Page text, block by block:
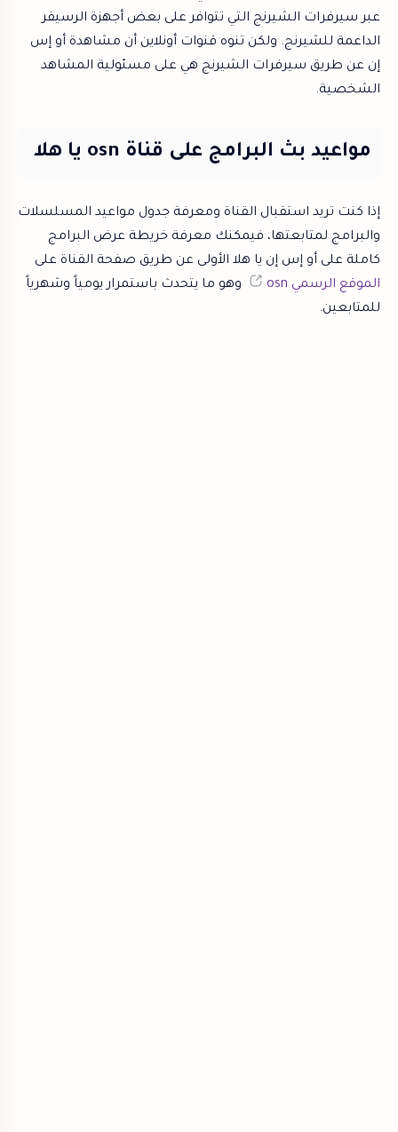
عبر سيرفرات الشيرنج التي تتوافر على بعض أجهزة الرسيفر
الداعمة للشيرنج. ولكن تنوه قنوات أونلاين أن مشاهدة أو إس
إن عن طريق سيرفرات الشيرنج هي على مسئولية المشاهد
الشخصية.
مواعيد بث البرامج على قناة osn يا هلا
إذا كنت تريد استقبال القناة ومعرفة جدول مواعيد المسلسلات
والبرامج لمتابعتها، فيمكنك معرفة خريطة عرض البرامج
كاملة على أو إس إن يا هلا الأولى عن طريق صفحة القناة على
الموقع الرسمي osn
وهو ما يتحدث باستمرار يومياً وشهرياً
للمتابعين.